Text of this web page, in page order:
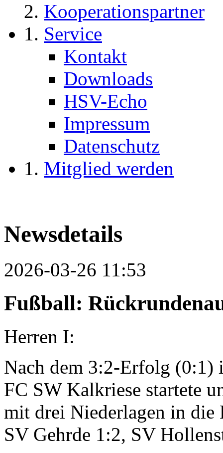
Kooperationspartner
Service
Kontakt
Downloads
HSV-Echo
Impressum
Datenschutz
Mitglied werden
Newsdetails
2026-03-26 11:53
Fußball:
Herren I:
Nach dem 3:2-Erfolg (0:1)
FC SW Kalkriese startete
mit drei Niederlagen in
SV Gehrde 1:2, SV